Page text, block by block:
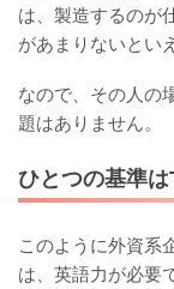
は、製造するのが
があまりないとい
なので、その人の
題はありません。
ひとつの基準
このように外資系
は、英語力が必要